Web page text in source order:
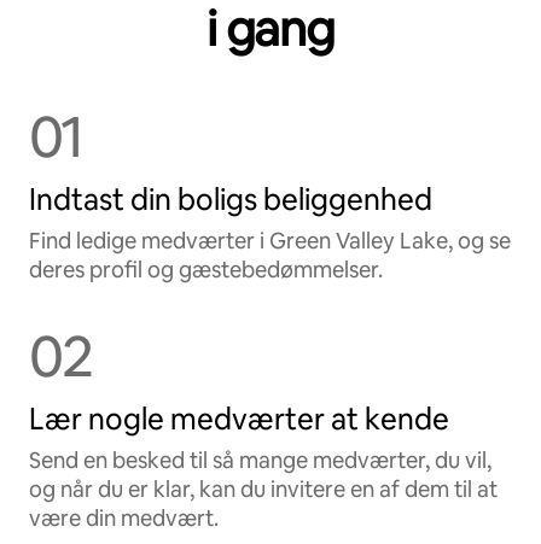
i gang
01
Indtast din boligs beliggenhed
Find ledige medværter i Green Valley Lake, og se
deres profil og gæstebedømmelser.
02
Lær nogle medværter at kende
Send en besked til så mange medværter, du vil,
og når du er klar, kan du invitere en af dem til at
være din medvært.